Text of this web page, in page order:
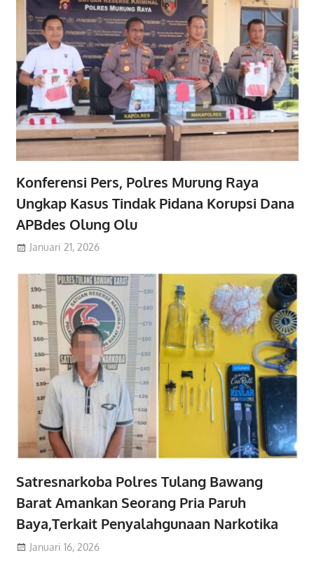
Konferensi Pers, Polres Murung Raya
Ungkap Kasus Tindak Pidana Korupsi Dana
APBdes Olung Olu
Januari 21, 2026
Satresnarkoba Polres Tulang Bawang
Barat Amankan Seorang Pria Paruh
Baya,Terkait Penyalahgunaan Narkotika
Januari 16, 2026